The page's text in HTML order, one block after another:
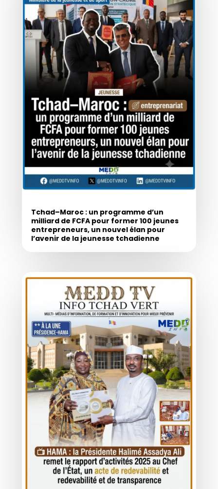
Tchad–Maroc : un programme d’un
milliard de FCFA pour former 100 jeunes
entrepreneurs, un nouvel élan pour
l’avenir de la jeunesse tchadienne